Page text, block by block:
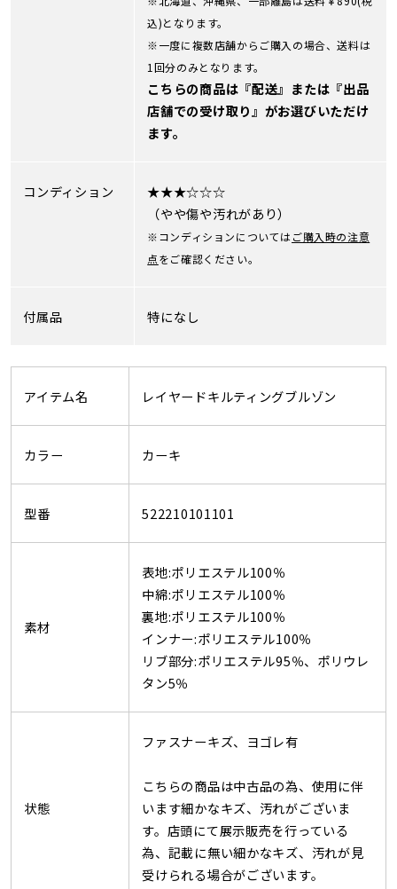
込)となります。
※一度に複数店舗からご購入の場合、送料は
1回分のみとなります。
こちらの商品は『配送』または『出品
店舗での受け取り』がお選びいただけ
ます。
コンディション
★★★☆☆☆
（やや傷や汚れがあり）
※コンディションについてはご購入時の注意
点をご確認ください。
付属品 特になし
アイテム名 レイヤードキルティングブルゾン
カラー カーキ
型番 522210101101
素材
表地:ポリエステル100％
中綿:ポリエステル100％
裏地:ポリエステル100％
インナー:ポリエステル100％
リブ部分:ポリエステル95％、ポリウレ
タン5％
状態
ファスナーキズ、ヨゴレ有
こちらの商品は中古品の為、使用に伴
います細かなキズ、汚れがございま
す。店頭にて展示販売を行っている
為、記載に無い細かなキズ、汚れが見
受けられる場合がございます。